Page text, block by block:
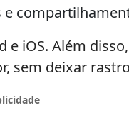
e
iOS. Além
sem deixar